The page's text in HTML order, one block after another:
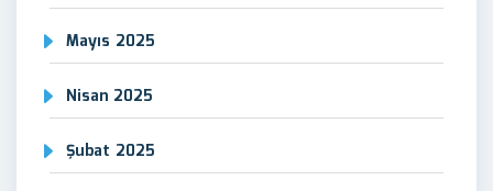
Mayıs 2025
Nisan 2025
Şubat 2025